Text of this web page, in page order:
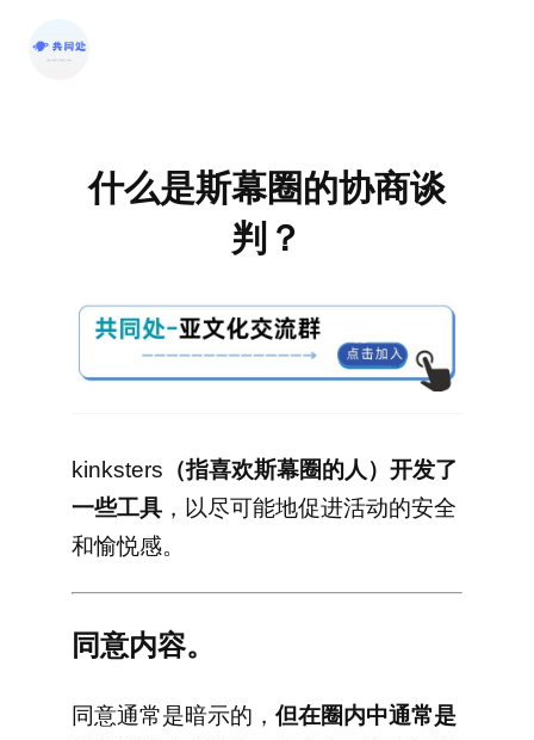
什么是斯幕圈的协商谈
判？
kinksters （指喜欢斯幕圈的人）开发了
一些工具 ，以尽可能地促进活动的安全
和愉悦感。
同意内容。
同意通常是暗示的， 但在圈内中通常是